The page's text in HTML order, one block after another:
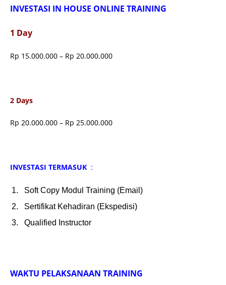
INVESTASI IN HOUSE ONLINE TRAINING
1 Day
Rp 15.000.000 – Rp 20.000.000
2 Days
Rp 20.000.000 – Rp 25.000.000
INVESTASI TERMASUK :
Soft Copy Modul Training (Email)
Sertifikat Kehadiran (Ekspedisi)
Qualified Instructor
WAKTU PELAKSANAAN TRAINING